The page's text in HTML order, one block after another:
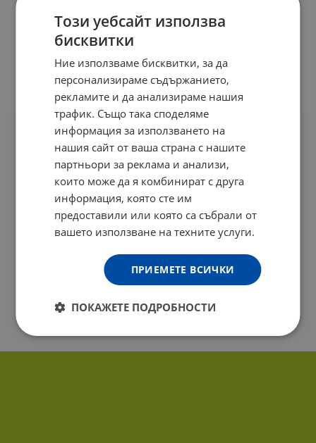
ДЕПИУАЙТ ГЕЛ ЗА ОЧИ ИЗБЕЛВАЩ 15 мл.
24.89 € / 48.68 лв.
КУПИ
На страница по:
Този уебсайт използва
бисквитки
Ние използваме бисквитки, за да
персонализираме съдържанието,
рекламите и да анализираме нашия
трафик. Също така споделяме
информация за използването на
нашия сайт от ваша страна с нашите
партньори за реклама и анализи,
които може да я комбинират с друга
информация, която сте им
предоставили или която са събрали от
вашето използване на техните услуги.
ПРИЕМЕТЕ ВСИЧКИ
ПОКАЖЕТЕ ПОДРОБНОСТИ